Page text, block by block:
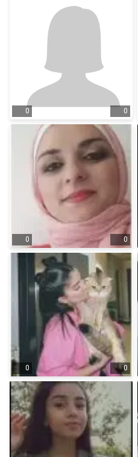
0 0
0 0
0 0